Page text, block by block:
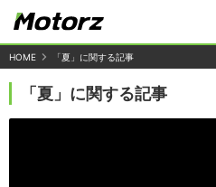
HOME 「夏」に関する記事
「夏」に関する記事